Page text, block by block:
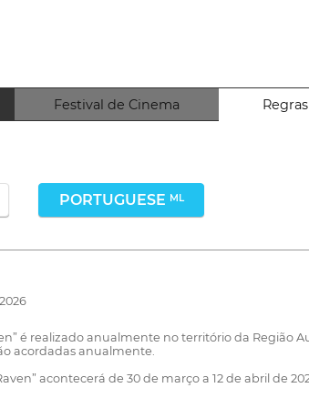
Festival de Cinema
PORTUGUESE ML
é realizado anualmente no território da
acordadas anualmente.
acontecerá de 30 de março a 12 de abril de